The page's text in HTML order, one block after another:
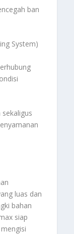
ban
System)
luas dan
bahan
siap